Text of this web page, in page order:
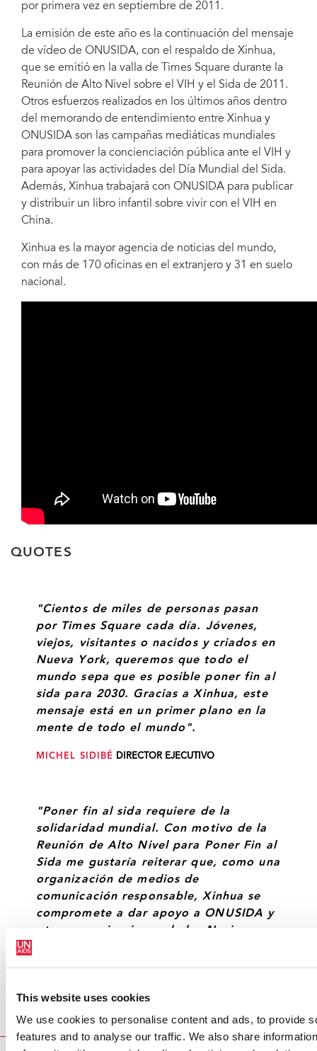
This website uses cookies
We use cookies to personalise content and ads, to provide
features and to analyse our traffic. We also share
por primera vez en septiembre de 2011.
La emisión de este año es la continuación del mensaje
de vídeo de ONUSIDA, con el respaldo de Xinhua,
que se emitió en la valla de Times Square durante la
Reunión de Alto Nivel sobre el VIH y el Sida de 2011.
Otros esfuerzos realizados en los últimos años dentro
del memorando de entendimiento entre Xinhua y
ONUSIDA son las campañas mediáticas mundiales
para promover la concienciación pública ante el VIH y
para apoyar las actividades del Día Mundial del Sida.
Además, Xinhua trabajará con ONUSIDA para publicar
y distribuir un libro infantil sobre vivir con el VIH en
China.
Xinhua es la mayor agencia de noticias del mundo,
con más de 170 oficinas en el extranjero y 31 en suelo
nacional.
QUOTES
"Cientos de miles de personas pasan
por Times Square cada día. Jóvenes,
viejos, visitantes o nacidos y criados en
Nueva York, queremos que todo el
mundo sepa que es posible poner fin al
sida para 2030. Gracias a Xinhua, este
mensaje está en un primer plano en la
mente de todo el mundo".
MICHEL SIDIBÉ DIRECTOR EJECUTIVO
"Poner fin al sida requiere de la
solidaridad mundial. Con motivo de la
Reunión de Alto Nivel para Poner Fin al
Sida me gustaría reiterar que, como una
organización de medios de
comunicación responsable, Xinhua se
compromete a dar apoyo a ONUSIDA y
otras organizaciones de las Naciones
CAI MINGZHAO PRESIDENTE DE XINHUA